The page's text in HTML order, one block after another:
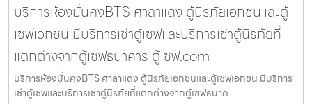
บริการห้องมั่นคงBTS ศาลาแดง ตู้นิรภัยเอกชนและตู้
เซฟเอกชน มีบริการเช่าตู้เซฟและบริการเช่าตู้นิรภัยที่
แตกต่างจากตู้เซฟธนาคาร ตู้เซฟ.com
บริการห้องมั่นคงBTS ศาลาแดง ตู้นิรภัยเอกชนและตู้เซฟเอกชน มีบริการ
เช่าตู้เซฟและบริการเช่าตู้นิรภัยที่แตกต่างจากตู้เซฟธนาค